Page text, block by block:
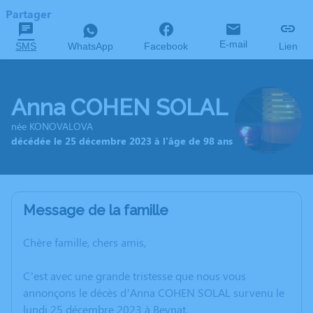
Partager
SMS WhatsApp Facebook E-mail Lien
Anna COHEN SOLAL
née KONOVALOVA
décédée le 25 décembre 2023 à l'âge de 98 ans
Message de la famille
Chère famille, chers amis,
C’est avec une grande tristesse que nous vous
annonçons le décès d’Anna COHEN SOLAL survenu le
lundi 25 décembre 2023 à Beynat.